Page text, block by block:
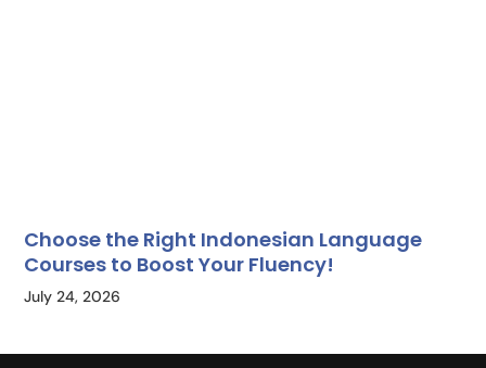
Choose the Right Indonesian Language
Courses to Boost Your Fluency!
July 24, 2026